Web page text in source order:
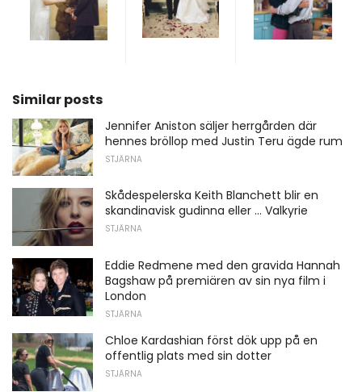
Similar posts
Jennifer Aniston säljer herrgården där
hennes bröllop med Justin Teru ägde rum
STJÄRNA
Skådespelerska Keith Blanchett blir en
skandinavisk gudinna eller ... Valkyrie
STJÄRNA
Eddie Redmene med den gravida Hannah
Bagshaw på premiären av sin nya film i
London
STJÄRNA
Chloe Kardashian först dök upp på en
offentlig plats med sin dotter
STJÄRNA